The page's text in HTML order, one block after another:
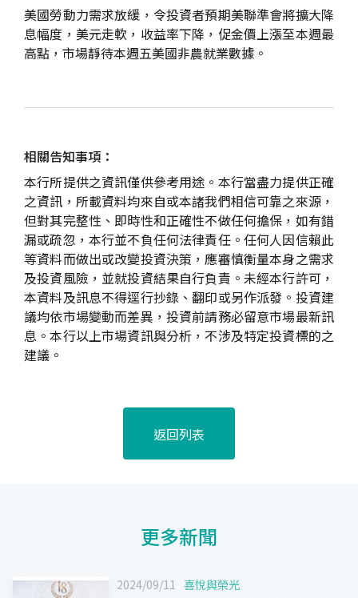
美國勞動力需求放緩，令投資者預期美聯準會將擴大降
息幅度，美元走軟，收益率下降，促金價上漲至本週最
高點，市場靜待本週五美國非農就業數據。
相關告知事項：
本行所提供之資訊僅供參考用途。本行當盡力提供正確
之資訊，所載資料均來自或本諸我們相信可靠之來源，
但對其完整性、即時性和正確性不做任何擔保，如有錯
漏或疏忽，本行並不負任何法律責任。任何人因信賴此
等資料而做出或改變投資決策，應審慎衡量本身之需求
及投資風險，並就投資結果自行負責。未經本行許可，
本資料及訊息不得逕行抄錄、翻印或另作派發。投資建
議均依市場變動而差異，投資前請務必留意市場最新訊
息。本行以上市場資訊與分析，不涉及特定投資標的之
建議。
返回列表
更多新聞
2024/09/11 喜悅與榮光